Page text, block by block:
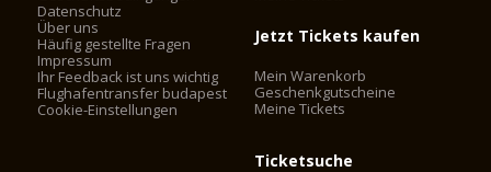
Datenschutz
Über uns
Häufig gestellte Fragen
Impressum
Ihr Feedback ist uns wichtig
Flughafentransfer budapest
Cookie-Einstellungen
Jetzt Tickets kaufen
Mein Warenkorb
Geschenkgutscheine
Meine Tickets
Ticketsuche